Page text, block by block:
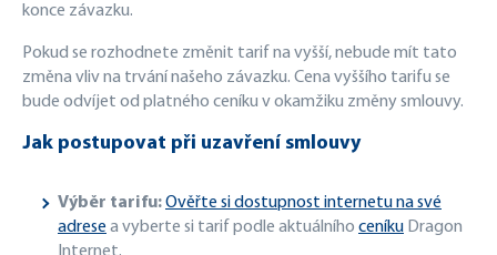
konce závazku.
Pokud se rozhodnete změnit tarif na vyšší, nebude mít tato
změna vliv na trvání našeho závazku. Cena vyššího tarifu se
bude odvíjet od platného ceníku v okamžiku změny smlouvy.
Jak postupovat při uzavření smlouvy
Výběr tarifu:Ověřte si dostupnost internetu na své
adresea vyberte si tarif podle aktuálního ceníku Dragon